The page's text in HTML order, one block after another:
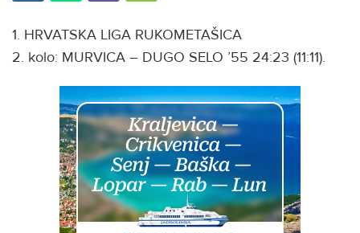
1. HRVATSKA LIGA RUKOMETAŠICA
2. kolo: MURVICA – DUGO SELO ’55 24:23 (11:11).